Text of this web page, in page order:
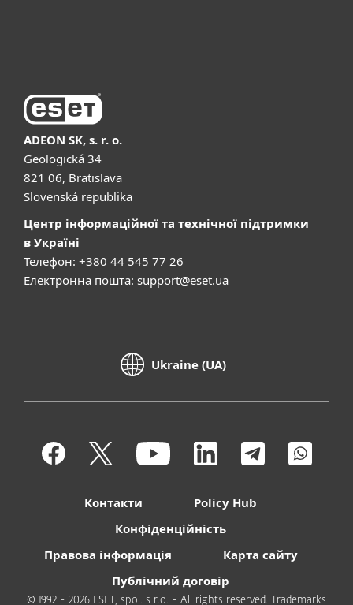
ADEON SK, s. r. o.
Geologická 34
821 06, Bratislava
Slovenská republika
Центр інформаційної та технічної підтримки
в Україні
Телефон: +380 44 545 77 26
Електронна пошта: support@eset.ua
Ukraine (UA)
Контакти
Policy Hub
Конфіденційність
Правова інформація
Карта сайту
Публічний договір
© 1992 - 2026 ESET, spol. s r.o. - All rights reserved. Trademarks